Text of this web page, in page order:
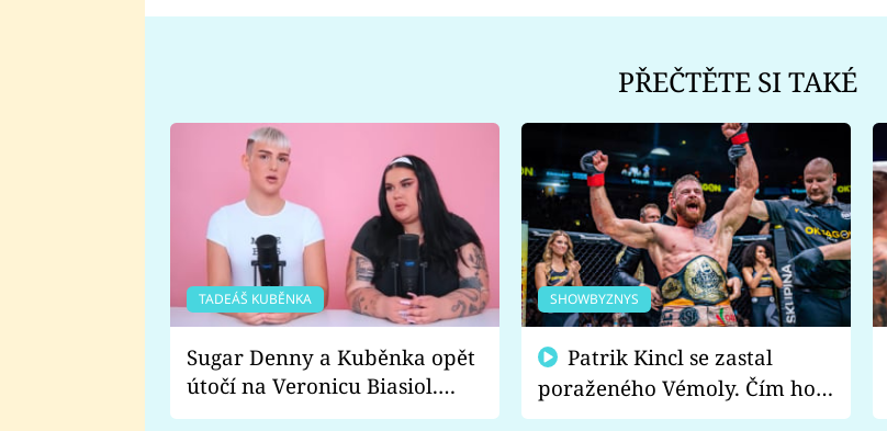
PŘEČTĚTE SI TAKÉ
TADEÁŠ KUBĚNKA
Sugar Denny a Kuběnka opět
útočí na Veronicu Biasiol.
Proč je podle nich falešná a
SHOWBYZNYS
poraženého Vémoly. Čím ho
fanoušci naštvali?